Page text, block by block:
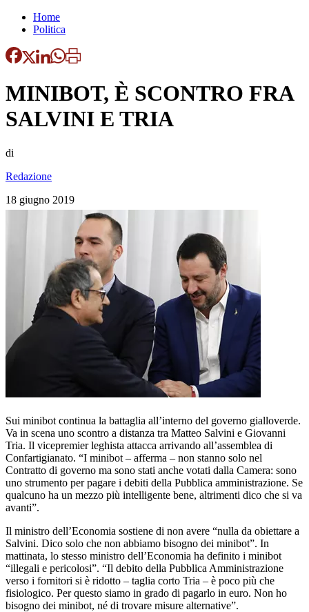
Home
Politica
MINIBOT, È SCONTRO FRA
SALVINI E TRIA
di
Redazione
18 giugno 2019
Sui minibot continua la battaglia all’interno del governo gialloverde.
Va in scena uno scontro a distanza tra Matteo Salvini e Giovanni
Tria. Il vicepremier leghista attacca arrivando all’assemblea di
Confartigianato. “I minibot – afferma – non stanno solo nel
Contratto di governo ma sono stati anche votati dalla Camera: sono
uno strumento per pagare i debiti della Pubblica amministrazione. Se
qualcuno ha un mezzo più intelligente bene, altrimenti dico che si va
avanti”.
Il ministro dell’Economia sostiene di non avere “nulla da obiettare a
Salvini. Dico solo che non abbiamo bisogno dei minibot”. In
mattinata, lo stesso ministro dell’Economia ha definito i minibot
“illegali e pericolosi”. “Il debito della Pubblica Amministrazione
verso i fornitori si è ridotto – taglia corto Tria – è poco più che
fisiologico. Per questo siamo in grado di pagarlo in euro. Non ho
bisogno dei minibot, né di trovare misure alternative”.